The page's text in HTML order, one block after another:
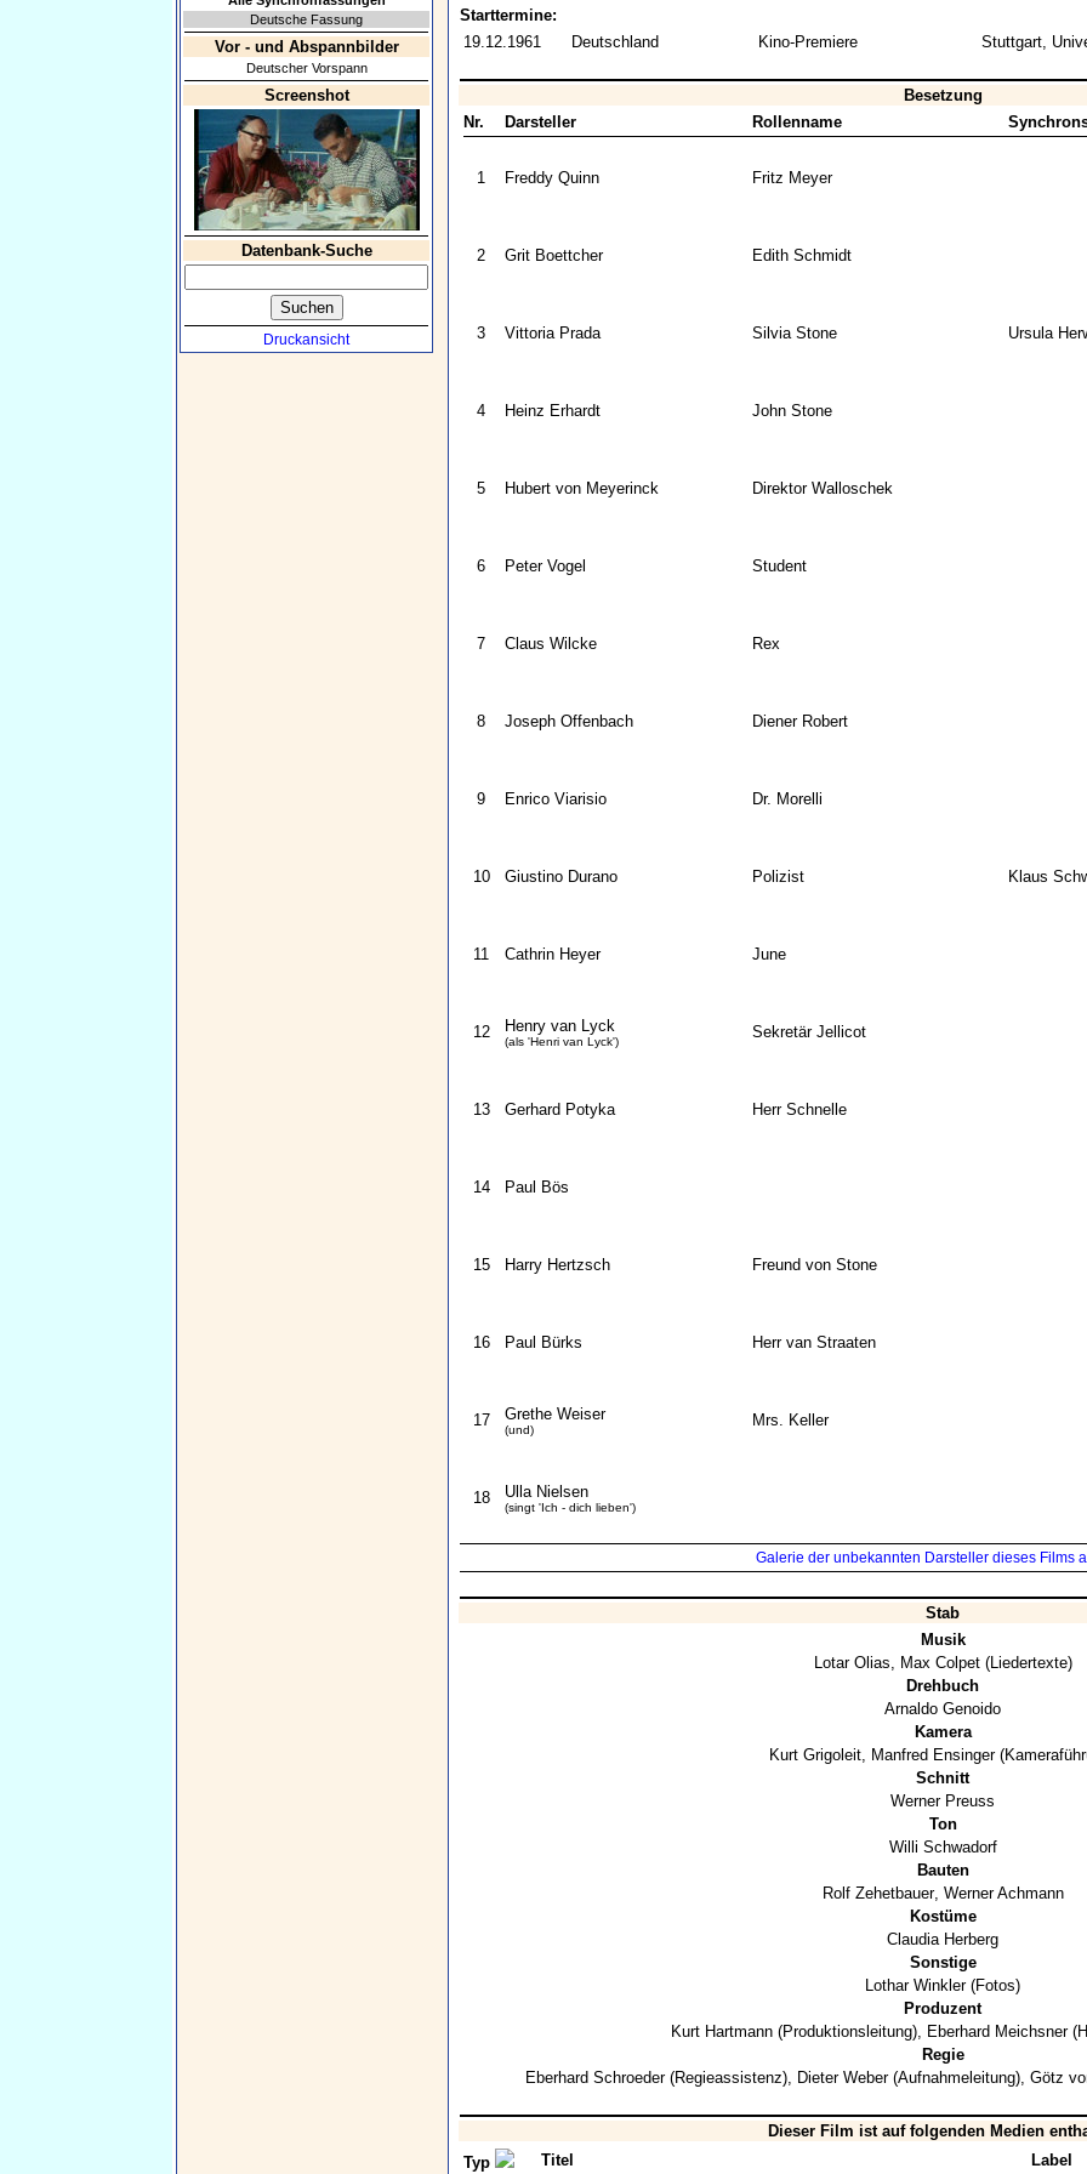
Deutsche Fassung
Vor - und Abspannbilder
Deutscher Vorspann
Screenshot
Datenbank-Suche
Druckansicht
Starttermine:
19.12.1961
Deutschland Kino-Premiere Stuttgart,
Besetzung
Nr.
Darsteller Rollenname
1 Freddy Quinn Fritz Meyer
2 Grit Boettcher Edith Schmidt
3 Vittoria Prada Silvia Stone Ursula
4 Heinz Erhardt John Stone
5 Hubert von Meyerinck Direktor Walloschek
6 Peter Vogel Student
7 Claus Wilcke Rex
8 Joseph Offenbach Diener Robert
9 Enrico Viarisio Dr. Morelli
10 Giustino Durano Polizist Klaus
11 Cathrin Heyer June
12 Henry van Lyck
(als 'Henri van Lyck')
Sekretär Jellicot
13 Gerhard Potyka Herr Schnelle
14 Paul Bös
15 Harry Hertzsch Freund von Stone
16 Paul Bürks Herr van Straaten
17 Grethe Weiser
(und)
Mrs. Keller
18 Ulla Nielsen
(singt 'Ich - dich lieben')
Galerie der unbekannten Darsteller dieses Films
Stab
Musik
Lotar Olias, Max Colpet(Liedertexte)
Drehbuch
Arnaldo Genoido
Kamera
Kurt Grigoleit, Manfred Ensinger
Schnitt
Werner Preuss
Ton
Willi Schwadorf
Bauten
Rolf Zehetbauer, Werner Achmann
Kostüme
Claudia Herberg
Sonstige
Lothar Winkler(Fotos)
Produzent
Kurt Hartmann(Produktionsleitung), Eberhard Meichsner
Regie
Eberhard Schroeder(Regieassistenz), Dieter Weber(Aufnahmeleitung), Götz
Dieser Film ist auf folgenden Medien
Typ
Titel Label